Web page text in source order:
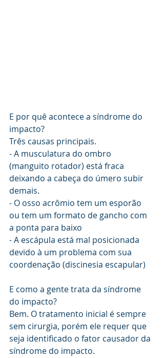
E por quê acontece a síndrome do
impacto?
Três causas principais.
- A musculatura do ombro
(manguito rotador) está fraca
deixando a cabeça do úmero subir
demais.
- O osso acrômio tem um esporão
ou tem um formato de gancho com
a ponta para baixo
- A escápula está mal posicionada
devido à um problema com sua
coordenação (discinesia escapular)
E como a gente trata da síndrome
do impacto?
Bem. O tratamento inicial é sempre
sem cirurgia, porém ele requer que
seja identificado o fator causador da
síndrome do impacto.